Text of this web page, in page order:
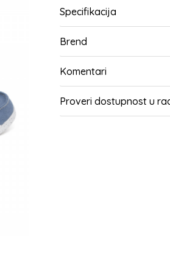
Specifikacija
Brend
Komentari
Proveri dostupnost u